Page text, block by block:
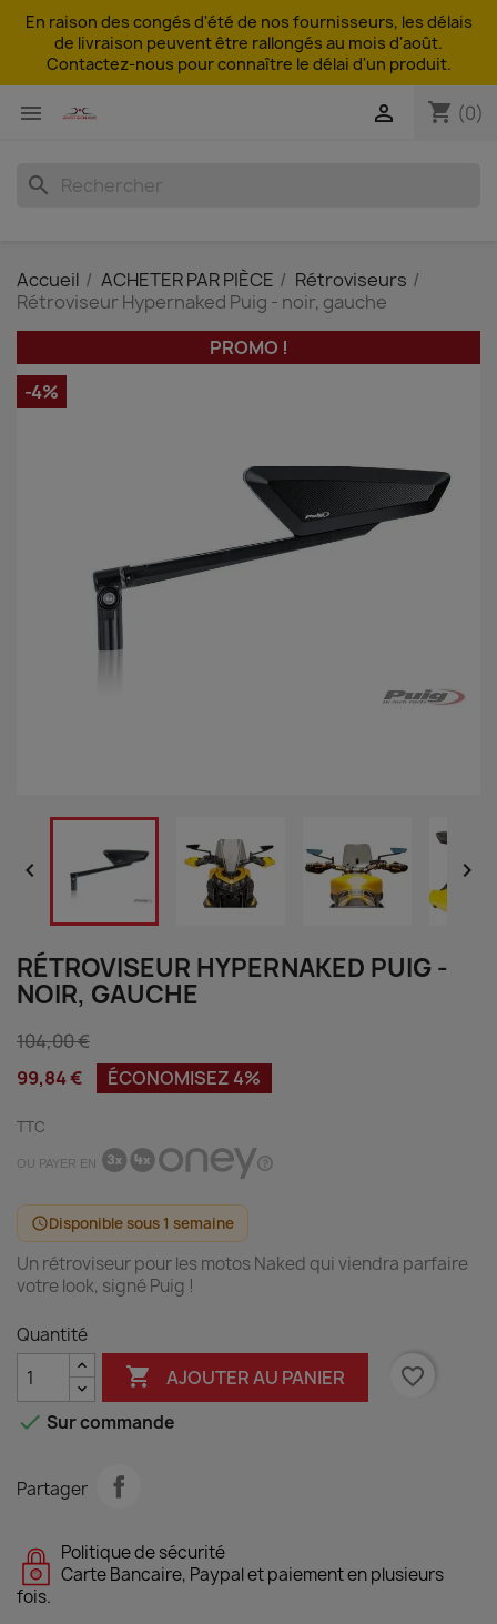
En raison des congés d'été de nos fournisseurs, les délais
de livraison peuvent être rallongés au mois d'août.
Contactez-nous pour connaître le délai d'un produit.
 shopping_cart (0)

search
Accueil ACHETER PAR PIÈCE
Rétroviseurs
Rétroviseur Hypernaked Puig - noir, gauche
PROMO !
-4%
 
RÉTROVISEUR HYPERNAKED PUIG -
NOIR, GAUCHE
104,00 €
99,84 €
ÉCONOMISEZ 4%
TTC
OU PAYER EN
scheduleDisponible sous 1 semaine
Un rétroviseur pour les motos Naked qui viendra parfaire
votre look, signé Puig !
Quantité
 AJOUTER AU PANIER
favorite_border
 Sur commande
Partager
Politique de sécurité
Carte Bancaire, Paypal et paiement en plusieurs
fois.